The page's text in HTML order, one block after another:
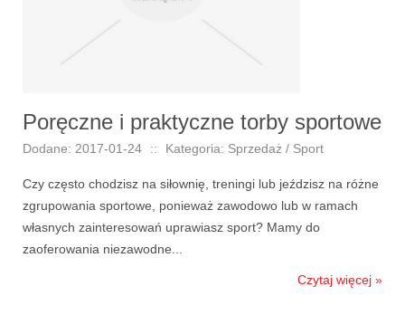
Poręczne i praktyczne torby sportowe
Dodane: 2017-01-24 :: Kategoria: Sprzedaż / Sport
Czy często chodzisz na siłownię, treningi lub jeździsz na różne
zgrupowania sportowe, ponieważ zawodowo lub w ramach
własnych zainteresowań uprawiasz sport? Mamy do
zaoferowania niezawodne...
Czytaj więcej »